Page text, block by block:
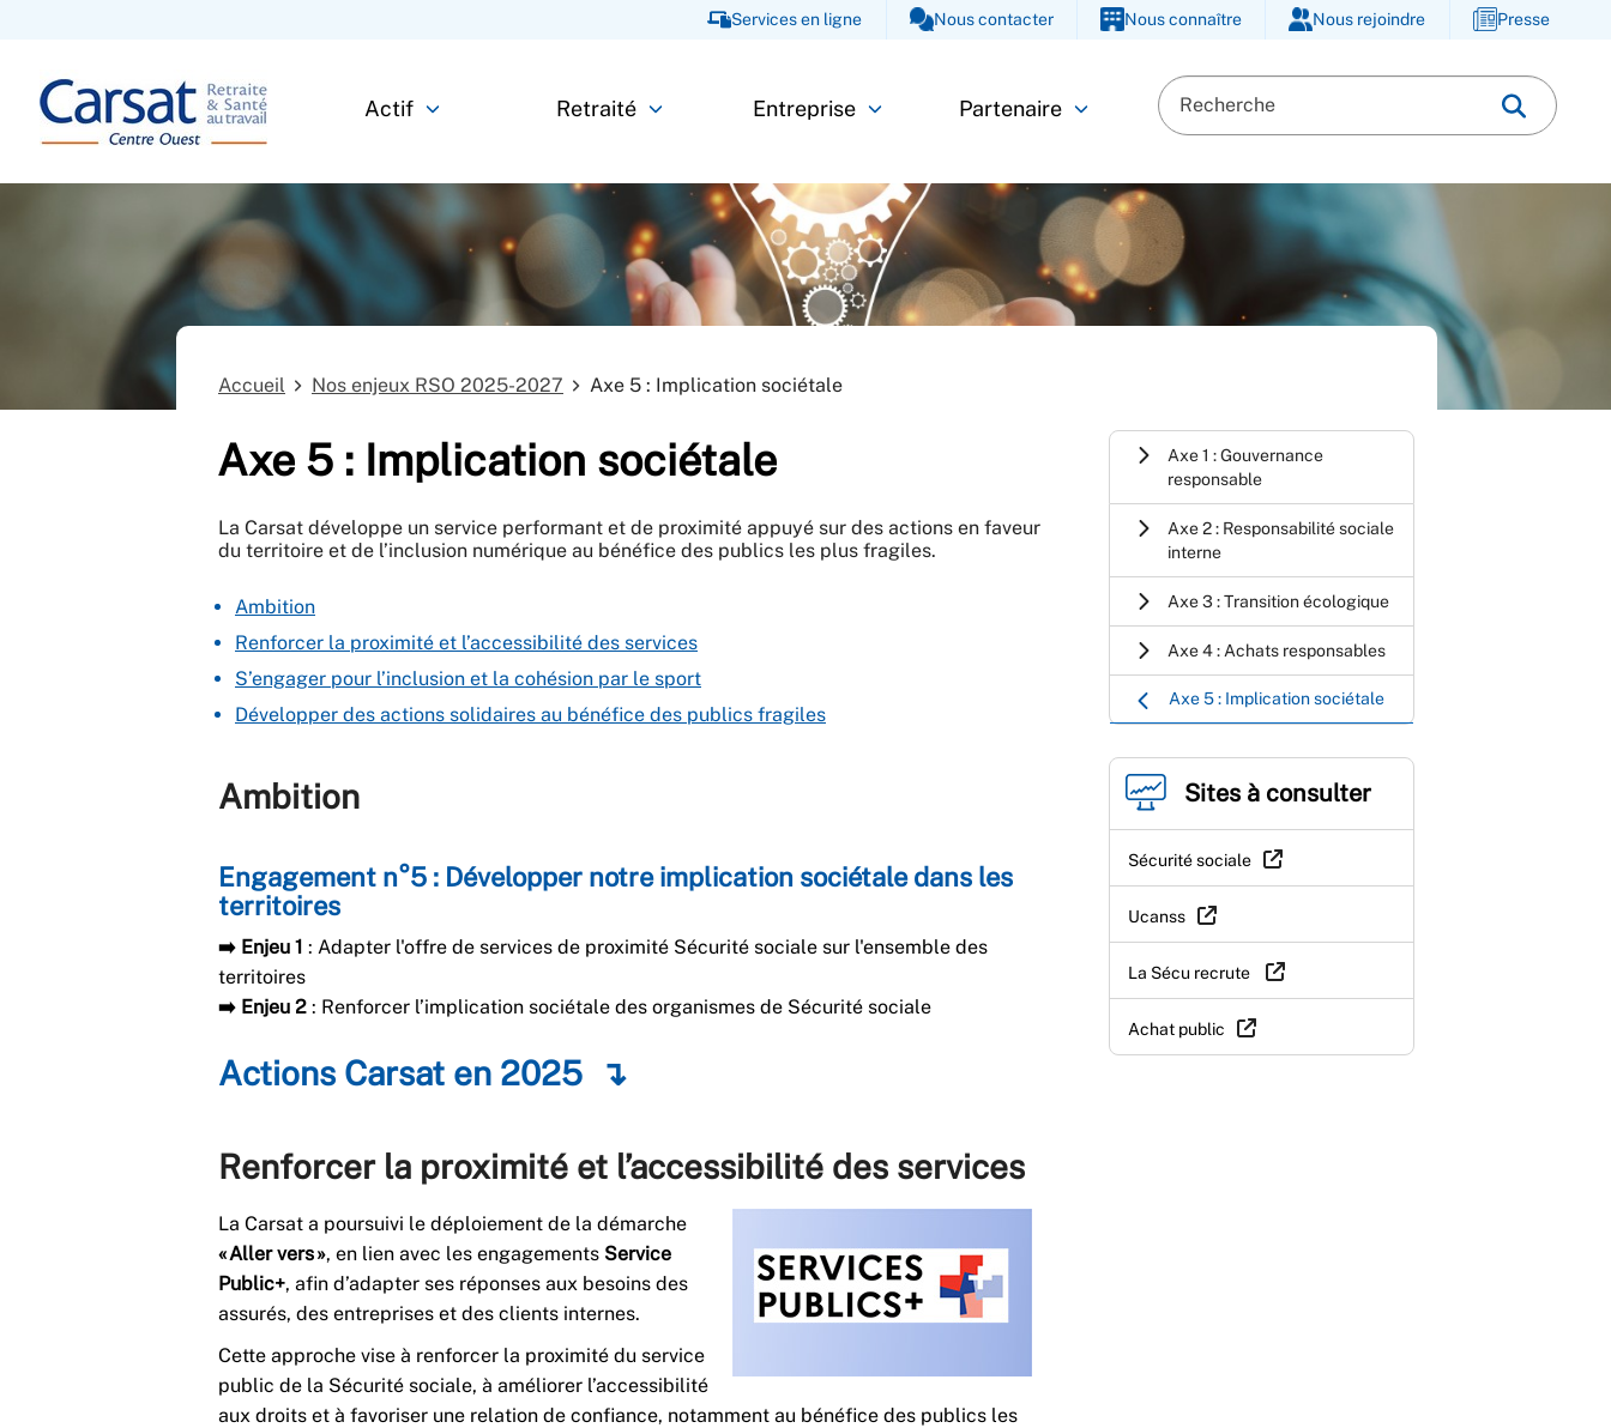
Services en ligne Nous contacter Nous connaître Nous rejoindre Presse
Actif Retraité Entreprise Partenaire
Accueil Nos enjeux RSO 2025-2027 Axe 5 : Implication sociétale
Axe 5 : Implication sociétale
La Carsat développe un service performant et de proximité appuyé sur des actions en faveur
du territoire et de l’inclusion numérique au bénéfice des publics les plus fragiles.
Ambition
Renforcer la proximité et l’accessibilité des services
S’engager pour l’inclusion et la cohésion par le sport
Développer des actions solidaires au bénéfice des publics fragiles
Ambition
Engagement n°5 : Développer notre implication sociétale dans les
territoires
➡️ Enjeu 1 : Adapter l'offre de services de proximité Sécurité sociale sur l'ensemble des
territoires
➡️ Enjeu 2 : Renforcer l’implication sociétale des organismes de Sécurité sociale
Actions Carsat en 2025 ↴
Renforcer la proximité et l’accessibilité des services
La Carsat a poursuivi le déploiement de la démarche
« Aller vers », en lien avec les engagements Service
Public+, afin d’adapter ses réponses aux besoins des
assurés, des entreprises et des clients internes.
Cette approche vise à renforcer la proximité du service
public de la Sécurité sociale, à améliorer l’accessibilité
aux droits et à favoriser une relation de confiance, notamment au bénéfice des publics les
Axe 1 : Gouvernance
responsable
Axe 2 : Responsabilité sociale
interne
Axe 3 : Transition écologique
Axe 4 : Achats responsables
Axe 5 : Implication sociétale
Sites à consulter
Sécurité sociale
Ucanss
La Sécu recrute
Achat public